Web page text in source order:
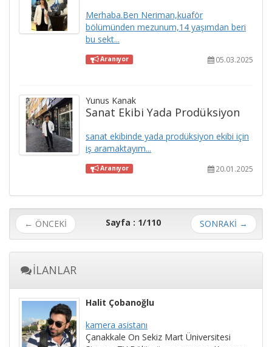
Merhaba.Ben Neriman,kuaför
bölümünden mezunum,14 yaşımdan beri
bu sekt...
Aranıyor 05.03.2025
Yunus Kanak
Sanat Ekibi Yada Prodüksiyon
sanat ekibinde yada prodüksiyon ekibi için
iş aramaktayım...
Aranıyor 20.01.2025
← ÖNCEKİ Sayfa : 1/110 SONRAKİ →
İLANLAR
Halit Çobanoğlu
kamera asistanı
Çanakkale On Sekiz Mart Üniversitesi